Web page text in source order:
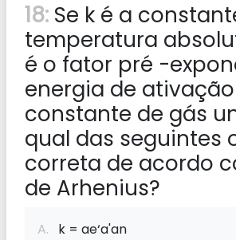
18: Se k é a
temperatura
é o fator pré -
energia de ativação
constante de gás
qual das seguintes
correta de acordo
de Arhenius?
A. k = ae‘a'an